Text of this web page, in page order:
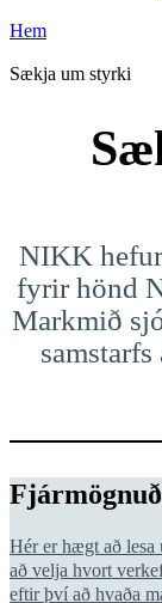
Hem
Sækja um styrki
NIKK
fyrir hönd
Markmið
Hér er hægt að
að velja hvort
eftir því að hvaða